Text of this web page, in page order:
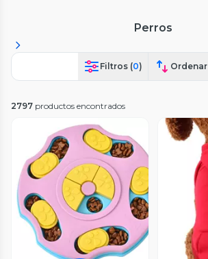
Perros
Filtros (0) Ordenar
2797 productos encontrados